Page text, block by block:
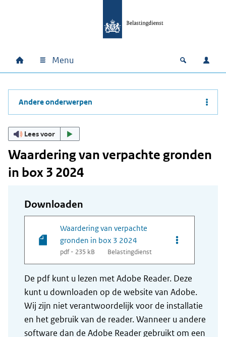
Hoofdnavigatie
Home Menu Open
Andere onderwerpen
Lees voor
Waardering van verpachte gronden
in box 3 2024
Downloaden
Waardering van verpachte
gronden in box 3 2024
pdf - 235 kB Belastingdienst
Opties van
De pdf kunt u lezen met Adobe Reader. Deze
kunt u downloaden op de website van Adobe.
Wij zijn niet verantwoordelijk voor de installatie
en het gebruik van de reader. Wanneer u andere
software dan de Adobe Reader gebruikt om een